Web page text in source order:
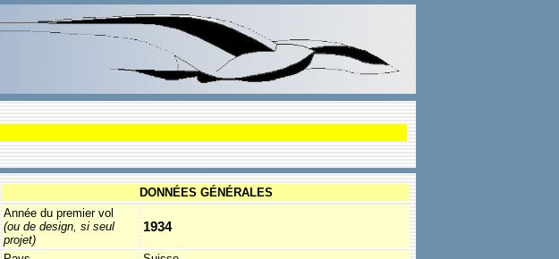
DONNÉES GÉNÉRALES
Année du premier vol
(ou de design, si seul
projet)
1934